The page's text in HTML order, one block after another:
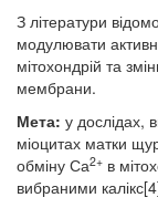
З літератури
модулювати
мітохондрій та
мембрани.
Мета: у дослідах,
міоцитах матки
обміну Са2+ в
вибраними